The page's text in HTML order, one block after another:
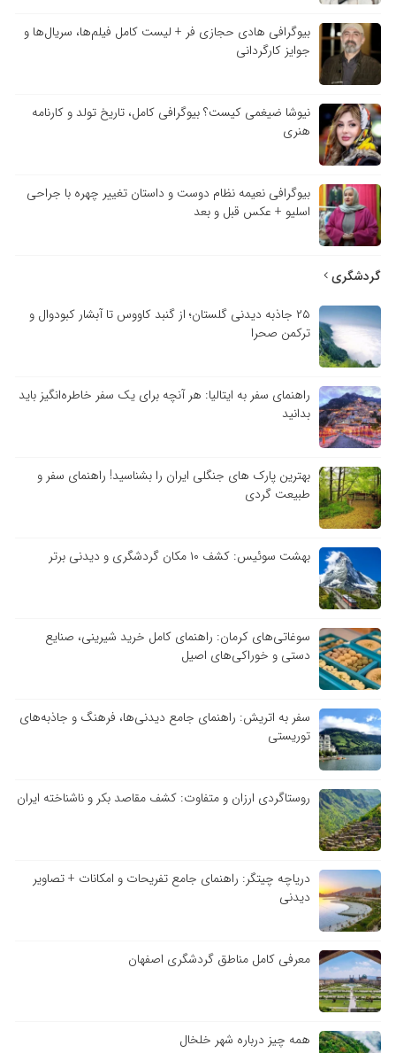
بیوگرافی هادی حجازی فر + لیست کامل فیلم‌ها، سریال‌ها و
جوایز کارگردانی
نیوشا ضیغمی کیست؟ بیوگرافی کامل، تاریخ تولد و کارنامه
هنری
بیوگرافی نعیمه نظام دوست و داستان تغییر چهره با جراحی
اسلیو + عکس قبل و بعد
گردشگری
۲۵ جاذبه دیدنی گلستان؛ از گنبد کاووس تا آبشار کبودوال و
ترکمن صحرا
راهنمای سفر به ایتالیا: هر آنچه برای یک سفر خاطره‌انگیز باید
بدانید
بهترین پارک های جنگلی ایران را بشناسید! راهنمای سفر و
طبیعت گردی
بهشت سوئیس: کشف ۱۰ مکان گردشگری و دیدنی برتر
سوغاتی‌های کرمان: راهنمای کامل خرید شیرینی، صنایع
دستی و خوراکی‌های اصیل
سفر به اتریش: راهنمای جامع دیدنی‌ها، فرهنگ و جاذبه‌های
توریستی
روستاگردی ارزان و متفاوت: کشف مقاصد بکر و ناشناخته ایران
دریاچه چیتگر: راهنمای جامع تفریحات و امکانات + تصاویر
دیدنی
معرفی کامل مناطق گردشگری اصفهان
همه چیز درباره شهر خلخال